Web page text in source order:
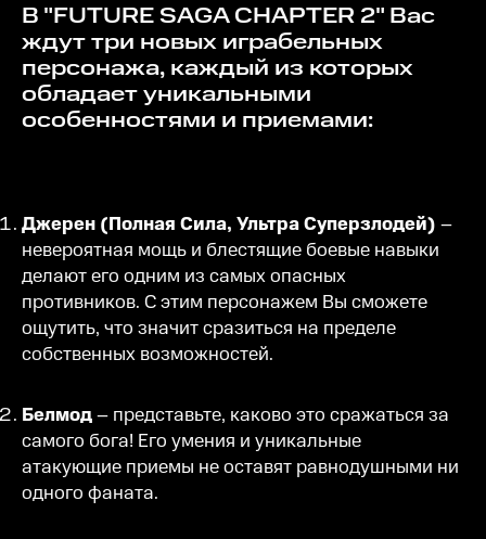
В "FUTURE SAGA CHAPTER 2" Вас
ждут три новых играбельных
персонажа, каждый из которых
обладает уникальными
особенностями и приемами:
Джерен (Полная Сила, Ультра Суперзлодей) –
невероятная мощь и блестящие боевые навыки
делают его одним из самых опасных
противников. С этим персонажем Вы сможете
ощутить, что значит сразиться на пределе
собственных возможностей.
Белмод– представьте, каково это сражаться за
самого бога! Его умения и уникальные
атакующие приемы не оставят равнодушными ни
одного фаната.